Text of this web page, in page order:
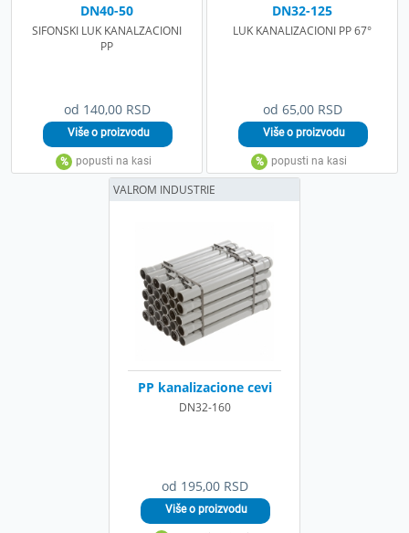
od 140,00 RSD
DN40-50
SIFONSKI LUK KANALZACIONI
PP
od 65,00 RSD
DN32-125
LUK KANALIZACIONI PP 67°
od 195,00 RSD
PP kanalizacione cevi
DN32-160
VALROM INDUSTRIE